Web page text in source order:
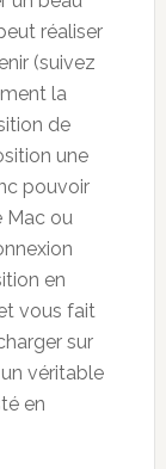
réaliser
(suivez
la
de
une
pouvoir
Mac ou
en
vous fait
sur
véritable
en